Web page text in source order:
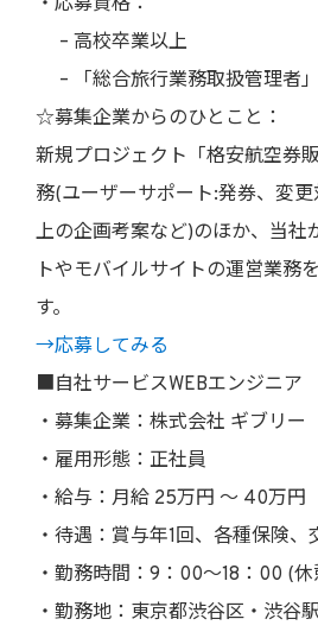
・応募資格：
– 高校卒業以上
– 「総合旅行業務取扱管理者
☆募集企業からのひとこと：
新規プロジェクト「格安航空券
務(ユーザーサポート:発券、変
上の企画考案など)のほか、当社
トやモバイルサイトの運営業務
す。
→応募してみる
■自社サービスWEBエンジニア
・募集企業：株式会社 ギブリー
・雇用形態：正社員
・給与：月給 25万円 〜 40万円
・待遇：賞与年1回、各種保険、
・勤務時間：9：00〜18：00 (
・勤務地：東京都渋谷区・渋谷